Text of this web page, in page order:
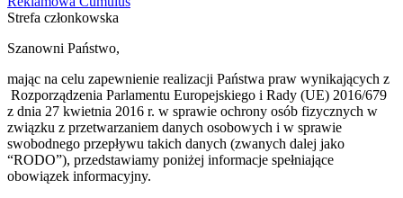
Strefa członkowska
Szanowni Państwo,
mając na celu zapewnienie realizacji Państwa praw wynikających z
Rozporządzenia Parlamentu Europejskiego i Rady (UE) 2016/679
z dnia 27 kwietnia 2016 r. w sprawie ochrony osób fizycznych w
związku z przetwarzaniem danych osobowych i w sprawie
swobodnego przepływu takich danych (zwanych dalej jako
“RODO”), przedstawiamy poniżej informacje spełniające
obowiązek informacyjny.